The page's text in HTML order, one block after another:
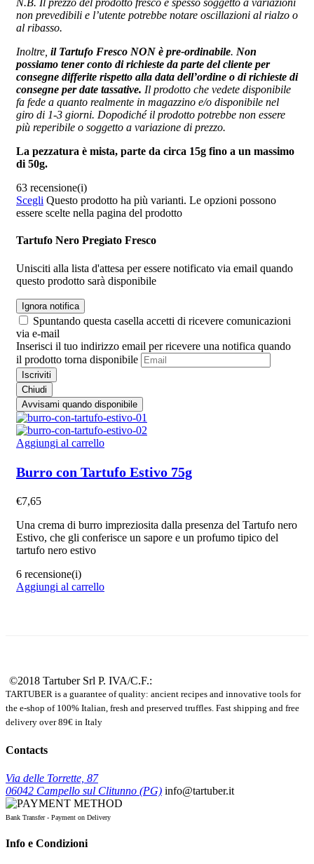
N.B. Il prezzo del prodotto fresco è spesso soggetto a variazioni
non prevedibili e l’utente potrebbe notare oscillazioni al rialzo o
al ribasso.
Inoltre, il Tartufo Fresco NON è pre-ordinabile. Non
possiamo tener conto di richieste da parte del cliente per
consegne differite rispetto alla data dell’ordine o di richieste di
consegne per date tassative. Il prodotto che vedete disponibile
fa fede a quanto realmente in magazzino e/o disponibile nel
giro di 1-3 giorni. Dopodiché il prodotto potrebbe non essere
più reperibile o soggetto a variazione di prezzo.
La pezzatura è mista, parte da circa 15g fino a un massimo
di 50g.
63 recensione(i)
Scegli Questo prodotto ha più varianti. Le opzioni possono
essere scelte nella pagina del prodotto
Tartufo Nero Pregiato Fresco
Unisciti alla lista d'attesa per essere notificato via email quando
questo prodotto sarà disponibile
Ignora notifica
Spuntando questa casella accetti di ricevere comunicazioni
via e-mail
Inserisci il tuo indirizzo email per ricevere una notifica quando
il prodotto torna disponibile
Iscriviti
Chiudi
Avvisami quando disponibile
Aggiungi al carrello
Burro con Tartufo Estivo 75g
€7,65
Una crema di burro impreziosita dalla presenza del Tartufo nero
Estivo, che gli conferisce un sapore e un profumo tipico del
tartufo nero estivo
6 recensione(i)
Aggiungi al carrello
©2018 Tartuber Srl P. IVA/C.F.:
TARTUBER is a guarantee of quality: ancient recipes and innovative tools for
the e-shop of 100% Italian, fresh and preserved truffles. Fast shipping and free
delivery over 89€ in Italy
Contacts
Via delle Torrette, 87
06042 Campello sul Clitunno (PG) info@tartuber.it
Bank Transfer - Payment on Delivery
Info e Condizioni